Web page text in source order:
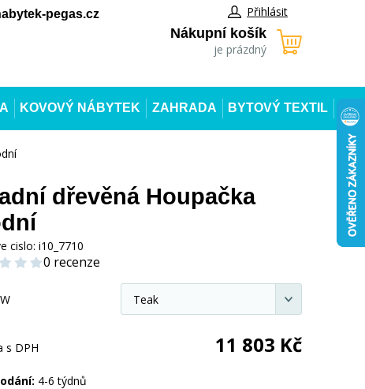
pegas.cz Přihlásit
Nákupní košík
je prázdný
KOVOVÝ NÁBYTEK ZAHRADA BYTOVÝ TEXTIL
dřevěná Houpačka
cislo: i10_7710
0 recenze
s DPH 11 803 Kč
4-6 týdnů